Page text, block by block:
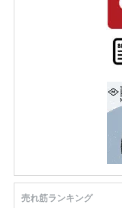
売れ筋ランキング